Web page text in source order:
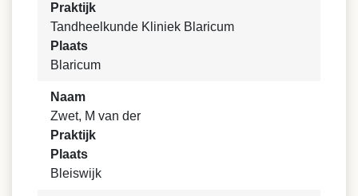
Praktijk
Tandheelkunde Kliniek Blaricum
Plaats
Blaricum
Naam
Zwet, M van der
Praktijk
Plaats
Bleiswijk